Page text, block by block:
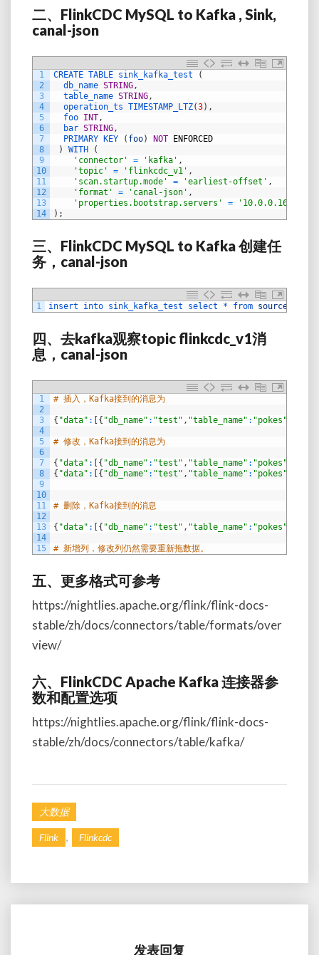
二、FlinkCDC MySQL to Kafka , Sink,
canal-json
1
2
3
4
5
6
7
8
9
10
11
12
13
14
CREATE TABLE sink_kafka_test
(
db_name STRING ,
table_name STRING ,
operation_ts TIMESTAMP_LTZ(3) ,
foo INT ,
bar STRING ,
PRIMARY KEY ( foo) NOT ENFORCED
)
WITH
(
'connector'
= 'kafka' ,
'topic'
= 'flinkcdc_v1' ,
'scan.startup.mode'
= 'earliest-offset' ,
'format'
= 'canal-json' ,
'properties.bootstrap.servers'
=
) ;
三、FlinkCDC MySQL to Kafka创建任
务，canal-json
1 insert into sink_kafka_test select * from
四、 去kafka观察topic flinkcdc_v1消
息，canal-json
1
2
3
4
5
6
7
8
9
10
11
12
13
14
15
# 插入，Kafka接到的消息为
{ "data" : [{ "db_name" : "test" , "table_name" : "pokes"
# 修改，Kafka接到的消息为
{ "data" : [{ "db_name" : "test" , "table_name" : "pokes"
{ "data" : [{ "db_name" : "test" , "table_name" : "pokes"
# 删除，Kafka接到的消息
{ "data" : [{ "db_name" : "test" , "table_name" : "pokes"
# 新增列，修改列仍然需要重新拖数据。
五、更多格式可参考
https://nightlies.apache.org/flink/flink-docs-
stable/zh/docs/connectors/table/formats/over
view/
六、FlinkCDC Apache Kafka 连接器参
数和配置选项
https://nightlies.apache.org/flink/flink-docs-
stable/zh/docs/connectors/table/kafka/
大数据
Flink , Flinkcdc
发表回复